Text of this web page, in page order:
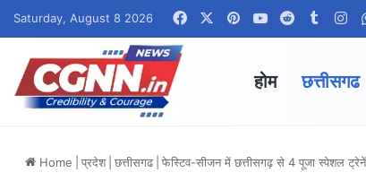
Saturday, August 8 2026 FacebookPinterestYouTubeRedditTumblr
होम छत्तीसगढ
Home प्रदेश छत्तीसगढ फेस्टिव-सीजन में छत्तीसगढ़ से 4 पूजा स्पेशल